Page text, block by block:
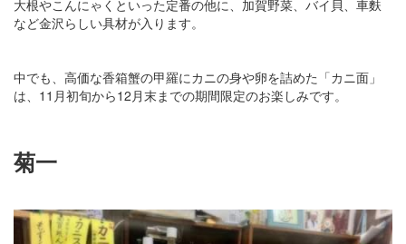
大根やこんにゃくといった定番の他に、加賀野菜、バイ貝、車麩
など金沢らしい具材が入ります。
中でも、高価な香箱蟹の甲羅にカニの身や卵を詰めた「カニ面」
は、11月初旬から12月末までの期間限定のお楽しみです。
菊一